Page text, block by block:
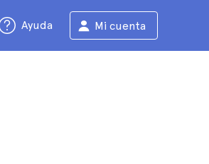
Ayuda Mi cuenta